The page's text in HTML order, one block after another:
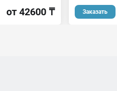
от 42600 ₸ Заказать